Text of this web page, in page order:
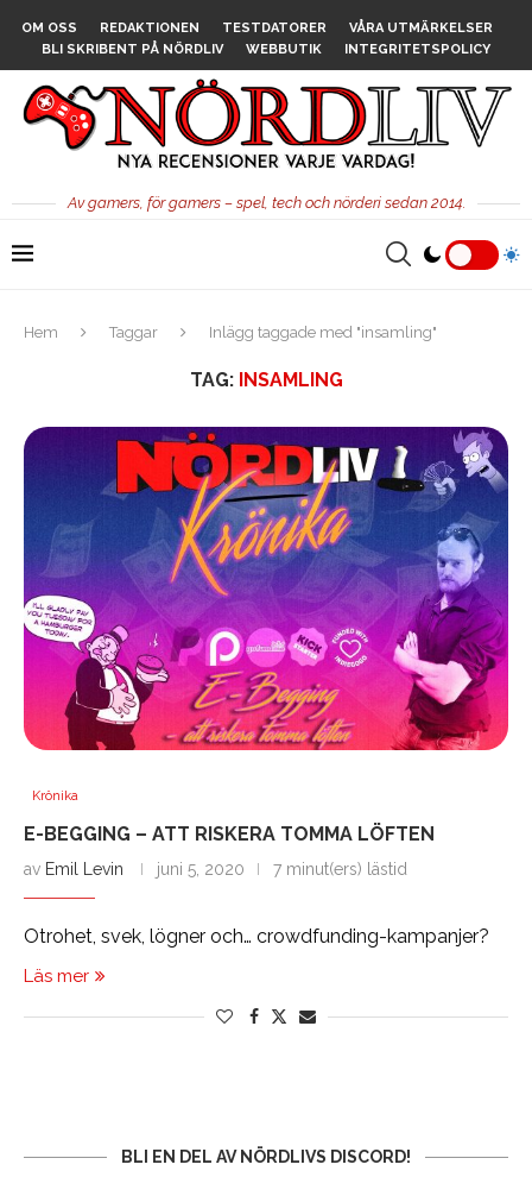
OM OSS REDAKTIONEN TESTDATORER
VÅRA UTMÄRKELSER
BLI SKRIBENT PÅ NÖRDLIV
WEBBUTIK INTEGRITETSPOLICY
Av gamers, för gamers – spel, tech och nörderi sedan 2014.
Hem Taggar Inlägg taggade med "insamling"
TAG: INSAMLING
Krönika
E-BEGGING – ATT RISKERA TOMMA LÖFTEN
av Emil Levin juni 5, 2020 7 minut(ers) lästid
Otrohet, svek, lögner och… crowdfunding-kampanjer?
Läs mer
BLI EN DEL AV NÖRDLIVS DISCORD!